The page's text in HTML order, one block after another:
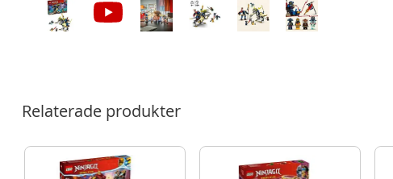
Relaterade produkter